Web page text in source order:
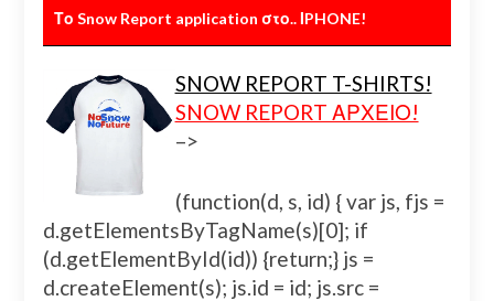
Το Snow Report application στο.. ΙPHONE!
SNOW REPORT T-SHIRTS!
SNOW REPORT ΑΡΧΕΙΟ!
–>
(function(d, s, id) { var js, fjs =
d.getElementsByTagName(s)[0]; if
(d.getElementById(id)) {return;} js =
d.createElement(s); js.id = id; js.src =